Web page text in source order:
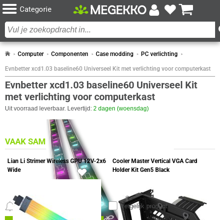
Categorie
Computer Componenten Case modding PC verlichting
Evnbetter xcd1.03 baseline60 Universeel Kit met verlichting voor computerkast
Evnbetter xcd1.03 baseline60 Universeel Kit
met verlichting voor computerkast
Uit voorraad leverbaar. Levertijd: 2 dagen (woensdag)
3x
Vergelijk product
Meldingen
VAAK SAMEN GEKOCHT MET
Lian Li Strimer Wireless GPU 12V-2x6
Wide
Cooler Master Vertical VGA Card
Holder Kit Gen5 Black